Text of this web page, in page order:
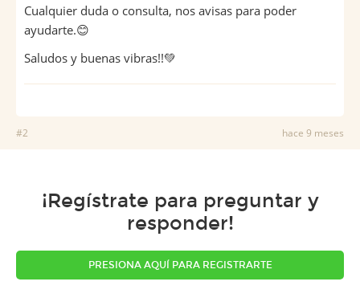
Cualquier duda o consulta, nos avisas para poder
ayudarte.😊
Saludos y buenas vibras!!💚
#2 hace 9 meses
¡Regístrate para preguntar y
responder!
PRESIONA AQUÍ PARA REGISTRARTE